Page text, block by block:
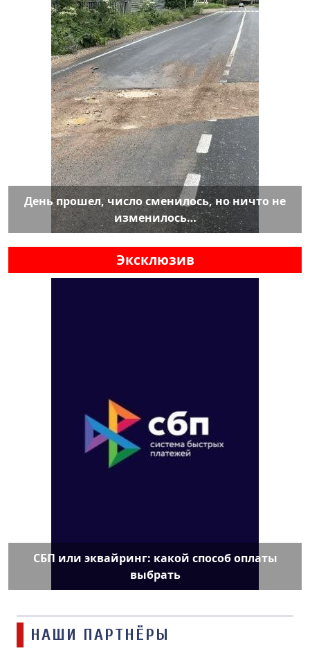
День прошел, число сменилось, но ничто не
изменилось…
Эксклюзив
СБП или эквайринг: какой способ оплаты
выбрать
НАШИ ПАРТНЁРЫ